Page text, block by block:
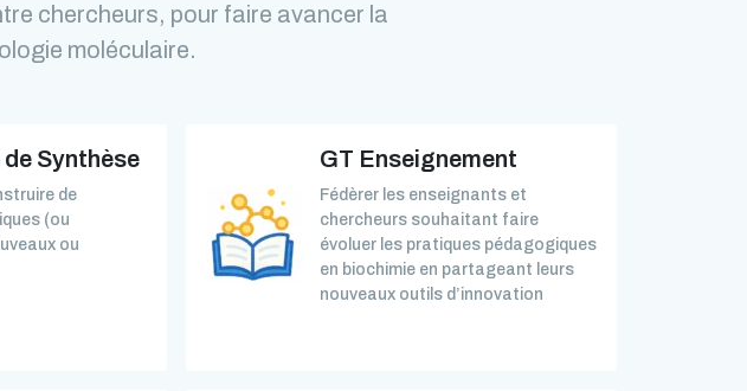
chercheurs, pour faire avancer la
moléculaire.
Synthèse
de
(ou
ou
GT Enseignement
Fédèrer les enseignants et
chercheurs souhaitant faire
évoluer les pratiques pédagogiques
en biochimie en partageant leurs
nouveaux outils d’innovation